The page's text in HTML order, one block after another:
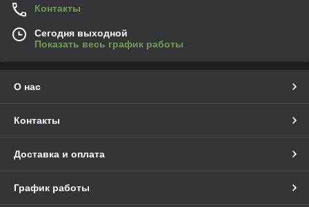
Контакты
Сегодня выходной
Показать весь график работы
О нас
Контакты
Доставка и оплата
График работы